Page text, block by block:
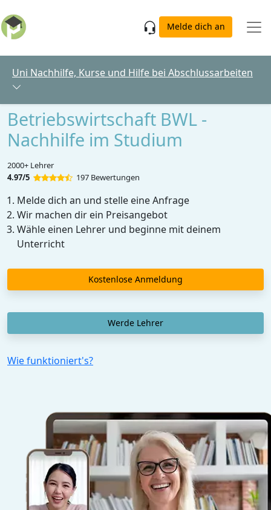
Melde dich an
Uni Nachhilfe, Kurse und Hilfe bei Abschlussarbeiten
Betriebswirtschaft BWL -
Nachhilfe im Studium
2000+ Lehrer
4.97/5
197 Bewertungen
Melde dich an und stelle eine Anfrage
Wir machen dir ein Preisangebot
Wähle einen Lehrer und beginne mit deinem
Unterricht
Kostenlose Anmeldung
Werde Lehrer
Wie funktioniert's?